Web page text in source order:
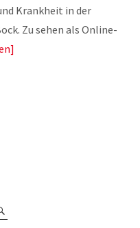
Krankheit in der
Zu sehen als Online-